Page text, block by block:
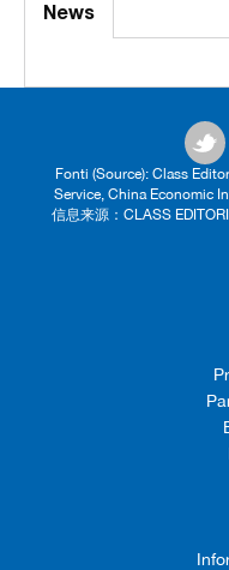
News
Fonti (Source): Class
Service, China Economic
信息来源：CLASS